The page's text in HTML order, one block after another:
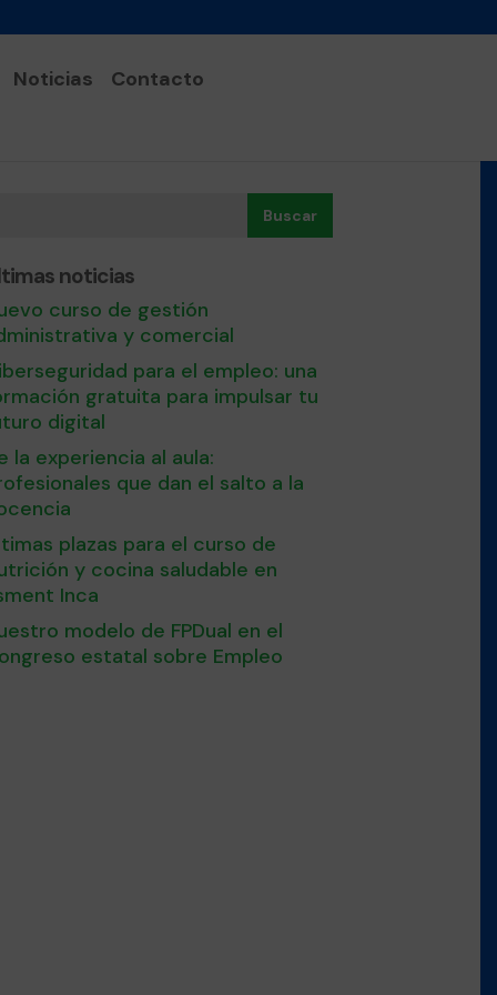
Noticias Contacto
Buscar
noticias
curso de gestión
y comercial
para el empleo: una
gratuita para impulsar tu
digital
la experiencia al aula:
que dan el salto a la
plazas para el curso de
y cocina saludable en
Inca
modelo de FPDual en el
estatal sobre Empleo